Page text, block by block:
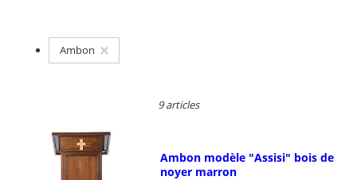
Ambon
9 articles
Ambon modèle "Assisi" bois de
noyer marron